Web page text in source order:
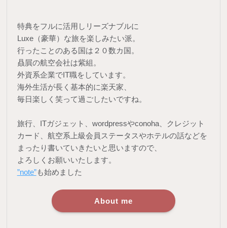
特典をフルに活用しリーズナブルに
Luxe（豪華）な旅を楽しみたい派。
行ったことのある国は２０数カ国。
贔屓の航空会社は紫組。
外資系企業でIT職をしています。
海外生活が長く基本的に楽天家、
毎日楽しく笑って過ごしたいですね。
旅行、ITガジェット、wordpressやconoha、クレジット
カード、航空系上級会員ステータスやホテルの話などを
まったり書いていきたいと思いますので、
よろしくお願いいたします。
”note”も始めました
About me